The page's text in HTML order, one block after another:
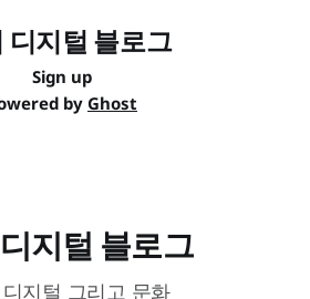
디지털 블로그
Sign up
by Ghost
지털 블로그
지털 그리고 문화